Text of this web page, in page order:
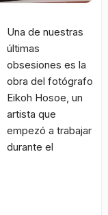
Una de nuestras
últimas
obsesiones es la
obra del fotógrafo
Eikoh Hosoe, un
artista que
empezó a trabajar
durante el